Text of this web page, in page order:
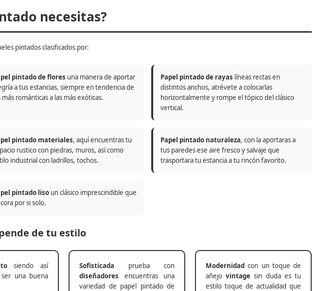
necesitas?
pintados clasificados por:
pintado de flores una manera de aportar
a tus estancias, siempre en tendencia de
más románticas a las más exóticas.
Papel pintado de rayas líneas rectas en
distintos anchos, atrévete a colocarlas
horizontalmente y rompe el tópico del clásico
vertical.
pintado materiales, aquí encuentras tu
rustico con piedras, muros, así como
industrial con ladrillos, tochos.
Papel pintado naturaleza, con la aportaras a
tus paredes ese aire fresco y salvaje que
trasportara tu estancia a tu rincón favorito.
pintado liso un clásico imprescindible que
por si solo.
de tu estilo
siendo así
una buena
Sofisticada prueba con
diseñadores encuentras una
variedad de papel pintado de
Modernidad con un toque de
añejovintage sin duda es tu
estilo toque de actualidad que